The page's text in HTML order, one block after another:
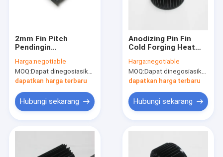
2mm Fin Pitch
Pendingin
Disesuaikan Dengan
Ketahanan Termal
0,4 ° C / W
Harga:negotiable
MOQ:Dapat dinegosiasikan
dapatkan harga terbaru
Hubungi sekarang
Anodizing Pin Fin
Cold Forging Heat
Harga:negotiable
MOQ:Dapat dinegosiasikan
dapatkan harga terbaru
Hubungi sekarang